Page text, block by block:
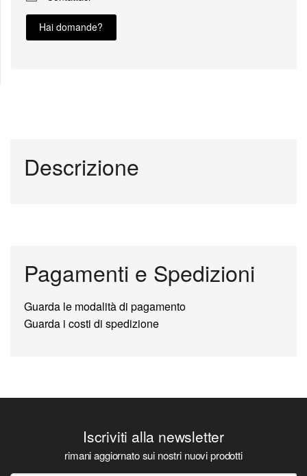
Hai domande?
Descrizione
Pagamenti e Spedizioni
Guarda le modalità di pagamento
Guarda i costi di spedizione
Iscriviti alla newsletter
rimani aggiornato sui nostri nuovi prodotti